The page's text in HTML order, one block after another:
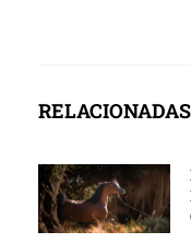
RELACIONADAS